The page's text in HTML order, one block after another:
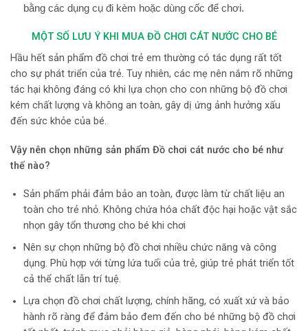
bằng các dụng cụ đi kèm hoặc dùng cốc để chơi.
MỘT SỐ LƯU Ý KHI MUA ĐỒ CHƠI CÁT NƯỚC CHO BÉ
Hầu hết sản phẩm đồ chơi trẻ em thường có tác dụng rất tốt
cho sự phát triển của trẻ. Tuy nhiên, các mẹ nên nắm rõ những
tác hại không đáng có khi lựa chọn cho con những bộ đồ chơi
kém chất lượng và không an toàn, gây dị ứng ảnh hưởng xấu
đến sức khỏe của bé.
Vậy nên chọn những sản phẩm Đồ chơi cát nước cho bé như
thế nào?
Sản phẩm phải đảm bảo an toàn, được làm từ chất liệu an
toàn cho trẻ nhỏ. Không chứa hóa chất độc hại hoặc vật sắc
nhọn gây tổn thương cho bé khi chơi
Nên sự chọn những bộ đồ chơi nhiều chức năng và công
dụng. Phù hợp với từng lứa tuổi của trẻ, giúp trẻ phát triển tốt
cả thể chất lẫn trí tuệ.
Lựa chọn đồ chơi chất lượng, chính hãng, có xuất xứ và bảo
hành rõ ràng để đảm bảo đem đến cho bé những bộ đồ chơi